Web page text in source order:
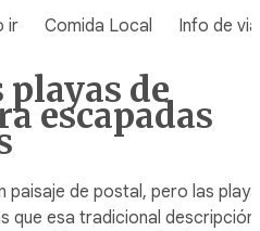
ir Comida Local Info de
de
escapadas
paisaje de postal, pero las
que esa tradicional descripción